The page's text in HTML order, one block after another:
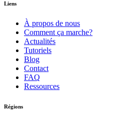
Liens
À propos de nous
Comment ça marche?
Actualités
Tutoriels
Blog
Contact
FAQ
Ressources
Régions